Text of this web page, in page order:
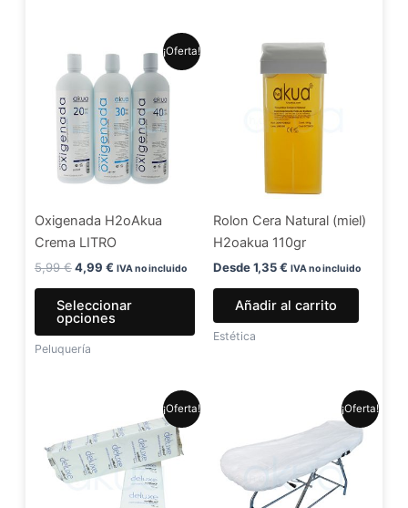
¡Oferta!
Oxigenada H2oAkua
Crema LITRO
5,99€
original
era:
5,99 €.
4,99 €
precio
actual
4,99 €.
IVA no incluido
Seleccionar
opciones
Este
producto
pueden
elegir
la
página
de
Peluquería
Rolon Cera Natural (miel)
H2oakua 110gr
Desde1,35€ IVA no incluido
Añadir al carrito
Estética
¡Oferta!
original
era:
7,99 €.
actual
es:
6,49 €.
¡Oferta!
original
era:
actual
1,20 €.